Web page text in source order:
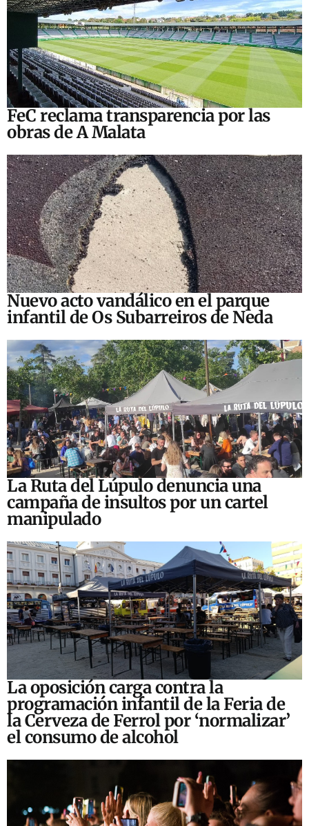
FeC reclama transparencia por las
obras de A Malata
Nuevo acto vandálico en el parque
infantil de Os Subarreiros de Neda
La Ruta del Lúpulo denuncia una
campaña de insultos por un cartel
manipulado
La oposición carga contra la
programación infantil de la Feria de
la Cerveza de Ferrol por ‘normalizar’
el consumo de alcohol